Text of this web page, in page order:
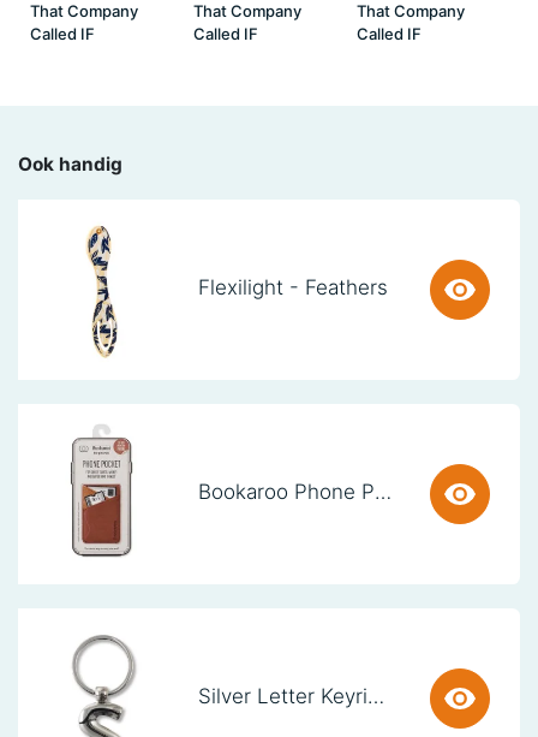
That Company
Called IF
That Company
Called IF
That Company
Called IF
Ook handig
Flexilight - Feathers
Bookaroo Phone Pocket - Brown
Silver Letter Keyring - S (set van 3)